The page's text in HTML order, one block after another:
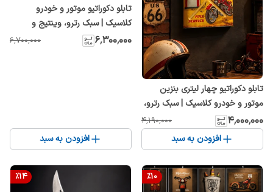
تابلو دکوراتیو چهار لیتری بنزین
موتور و خودرو کلاسیک | سبک رترو،
وینتیج و صنعتی | مناسب کافه،
گاراژ، اتاق و دفتر کار
۴٬۰۰۰٬۰۰۰ ۴٬۱۹۰٬۰۰۰
افزودن به سبد
تابلو دکوراتیو موتور و خودرو
کلاسیک | سبک رترو، وینتیج و
صنعتی | مناسب کافه، گاراژ، اتاق و
۶٬۳۰۰٬۰۰۰ ۶٬۷۰۰٬۰۰۰
افزودن به سبد
%10
%14